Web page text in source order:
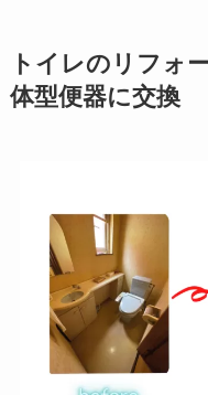
トイレのリフォ
体型便器に交換